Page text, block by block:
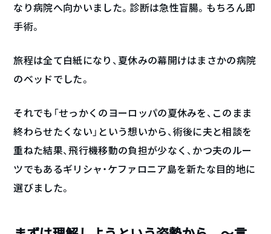
なり病院へ向かいました。診断は急性盲腸。もちろん即
手術。
旅程は全て白紙になり、夏休みの幕開けはまさかの病院
のベッドでした。
それでも「せっかくのヨーロッパの夏休みを、このまま
終わらせたくない」という想いから、術後に夫と相談を
重ねた結果、飛行機移動の負担が少なく、かつ夫のルー
ツでもあるギリシャ・ケファロニア島を新たな目的地に
選びました。